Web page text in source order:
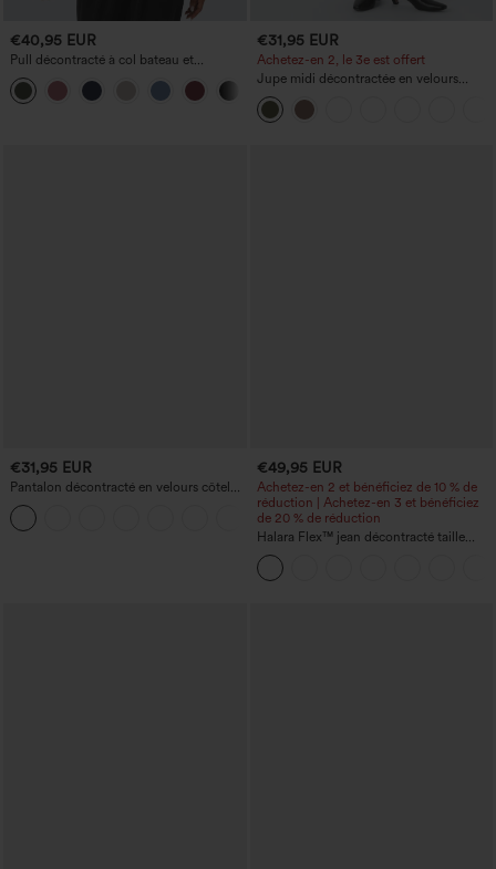
€40,95 EUR
Pull décontracté à col bateau et
manches chauve-souris
€31,95 EUR
Achetez-en 2, le 3e est offert
Jupe midi décontractée en velours
côtelé, taille mi-haute, poches avant
latérales à rabat
€31,95 EUR
Pantalon décontracté en velours côtelé,
taille mi-haute, poche zippée
+7
€49,95 EUR
Achetez-en 2 et bénéficiez de 10 % de
réduction | Achetez-en 3 et bénéficiez
de 20 % de réduction
Halara Flex™ jean décontracté taille
haute à effet gainant, coupe large, avec
poches